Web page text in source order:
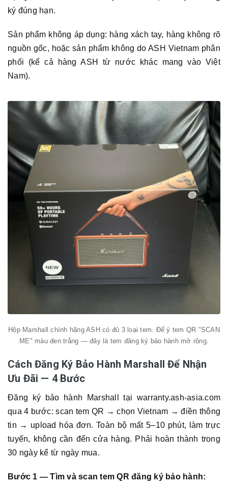
ký đúng hạn.
Sản phẩm không áp dụng: hàng xách tay, hàng không rõ
nguồn gốc, hoặc sản phẩm không do ASH Vietnam phân
phối (kể cả hàng ASH từ nước khác mang vào Việt
Nam).
Hộp Marshall chính hãng ASH có đủ 3 loại tem. Để ý tem QR "SCAN
ME" màu đen trắng — đây là tem đăng ký bảo hành mở rộng.
Cách Đăng Ký Bảo Hành Marshall Để Nhận
Ưu Đãi — 4 Bước
Đăng ký bảo hành Marshall tại warranty.ash-asia.com
qua 4 bước: scan tem QR → chọn Vietnam → điền thông
tin → upload hóa đơn. Toàn bộ mất 5–10 phút, làm trực
tuyến, không cần đến cửa hàng. Phải hoàn thành trong
30 ngày kể từ ngày mua.
Bước 1 — Tìm và scan tem QR đăng ký bảo hành: